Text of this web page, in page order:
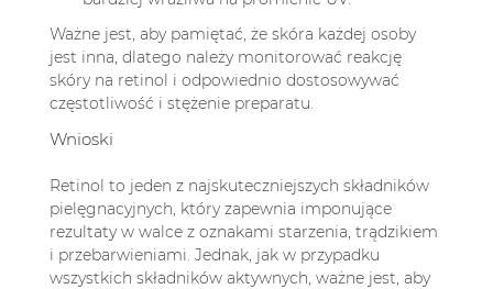
Ważne jest, aby pamiętać, że skóra każdej osoby
jest inna, dlatego należy monitorować reakcję
skóry na retinol i odpowiednio dostosowywać
częstotliwość i stężenie preparatu.
Wnioski
Retinol to jeden z najskuteczniejszych składników
pielęgnacyjnych, który zapewnia imponujące
rezultaty w walce z oznakami starzenia, trądzikiem
i przebarwieniami. Jednak, jak w przypadku
wszystkich składników aktywnych, ważne jest, aby